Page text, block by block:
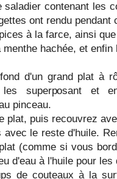
contenant les
ont rendu pendant
à la farce, ainsi
hachée, et
d'un grand plat à
superposant et
pinceau.
plat, puis recouvrez
avec le reste d'huile.
(comme si vous
d'eau à l'huile pour
de couteaux à la